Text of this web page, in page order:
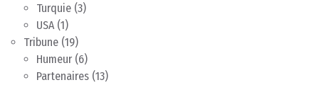
Turquie (3)
USA(1)
Tribune (19)
Humeur (6)
Partenaires (13)